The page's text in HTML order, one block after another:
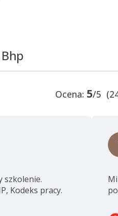
Ocena: 5/5
szkolenie.
Kodeks pracy.